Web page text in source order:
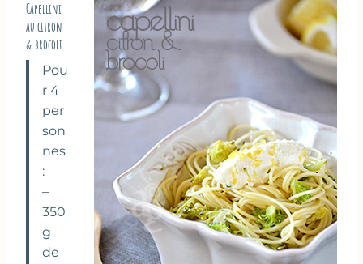
Capellini
au citron
& brocoli
Pou
r 4
per
son
nes
:
–
350
g
de